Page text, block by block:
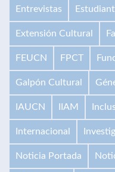
Entrevistas
Extensión Cultural
FEUCN FPCT
Galpón Cultural
IAUCN IIAM
Internacional
Noticia Portada